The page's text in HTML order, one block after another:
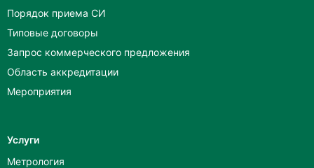
Порядок приема СИ
Типовые договоры
Запрос коммерческого предложения
Область аккредитации
Мероприятия
Услуги
Метрология